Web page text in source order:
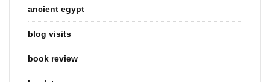
ancient egypt
blog visits
book review